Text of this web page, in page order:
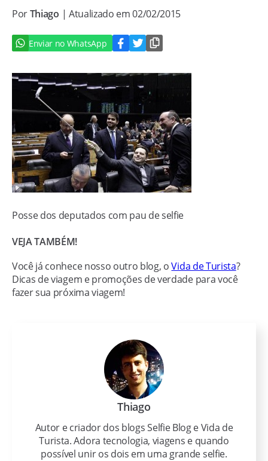
PorThiago | Atualizado em 02/02/2015
Enviar no WhatsApp
Posse dos deputados com pau de selfie
VEJA TAMBÉM!
Você já conhece nosso outro blog, oVida de Turista?
Dicas de viagem e promoções de verdade para você
fazer sua próxima viagem!
Thiago
Autor e criador dos blogs Selfie Blog e Vida de
Turista. Adora tecnologia, viagens e quando
possível unir os dois em uma grande selfie.